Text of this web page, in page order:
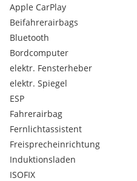
Verkehrszeichenerkennung
Müdigkeitserkennung
3-Punktgurte auf allen
Außenspiegel beheizbar
Scheiben getönt
Seitenfenster ab B-Säule
Radio
DAB-Radio
Sitz-Fahrer höhenverstellbar
geteilte Rückbank
Ladeboden variabel
Apple CarPlay
Beifahrerairbags
Bluetooth
Bordcomputer
elektr. Fensterheber
elektr. Spiegel
ESP
Fahrerairbag
Fernlichtassistent
Freisprecheinrichtung
Induktionsladen
ISOFIX